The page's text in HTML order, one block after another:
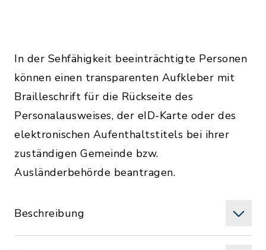
In der Sehfähigkeit beeinträchtigte Personen
können einen transparenten Aufkleber mit
Brailleschrift für die Rückseite des
Personalausweises, der eID-Karte oder des
elektronischen Aufenthaltstitels bei ihrer
zuständigen Gemeinde bzw.
Ausländerbehörde beantragen.
Beschreibung